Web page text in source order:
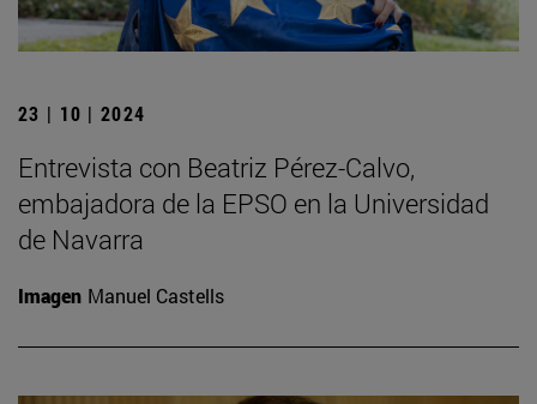
23 | 10 | 2024
Entrevista con Beatriz Pérez-Calvo,
embajadora de la EPSO en la Universidad
de Navarra
Imagen Manuel Castells